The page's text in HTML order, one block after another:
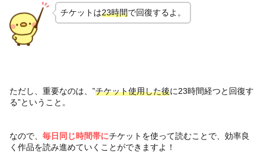
チケットは23時間で回復するよ。
ただし、重要なのは、”チケット使用した後に23時間経つと回復す
る”ということ。
なので、 毎日同じ時間帯にチケットを使って読むことで、効率良
く作品を読み進めていくことができますよ！